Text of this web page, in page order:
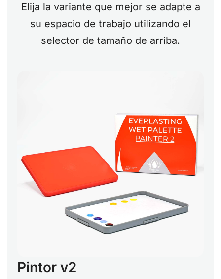
Elija la variante que mejor se adapte a
su espacio de trabajo utilizando el
selector de tamaño de arriba.
Pintor v2